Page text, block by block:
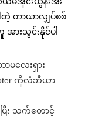
တာယာလျှပ်စစ်
သွင်းနိုင်ပါ
မလေးရှား
ကိုလံဘီယာ
ြီး သက်တောင့်